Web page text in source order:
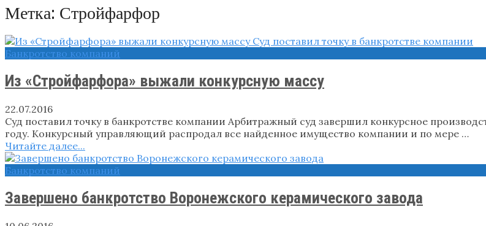
Метка: Стройфарфор
Банкротство компаний
Из «Стройфарфора» выжали конкурсную массу
22.07.2016
Суд поставил точку в банкротстве компании Арбитражный суд завершил конкурсное
году. Конкурсный управляющий распродал все найденное имущество компании и по мере …
Читайте далее...
Банкротство компаний
Завершено банкротство Воронежского керамического завода